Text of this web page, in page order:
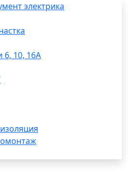
электрика
6, 10, 16А